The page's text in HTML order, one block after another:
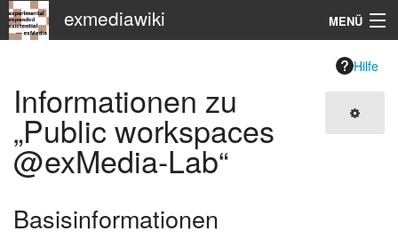
exmediawiki MENÜ
KHM
Suche
Hilfe
Informationen zu
„Public workspaces
@exMedia-Lab“
Basisinformationen